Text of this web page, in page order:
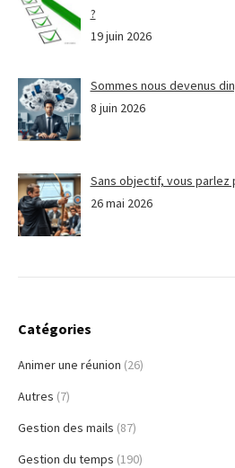
?
19 juin 2026
Sommes nous devenus
8 juin 2026
Sans objectif, vous parlez
26 mai 2026
Catégories
Animer une réunion (26)
Autres (7)
Gestion des mails (87)
Gestion du temps (190)